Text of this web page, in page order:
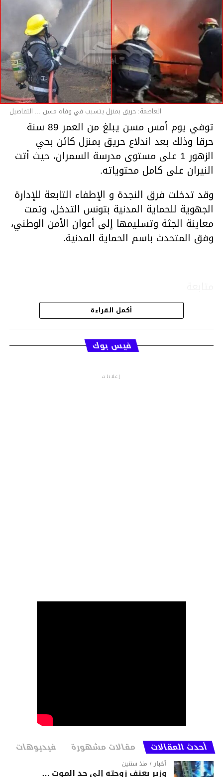
العاصمة: حريق بمنزل يتسبب في وفاة مسن ... التفاصيل
توفي يوم أمس مسن يبلغ من العمر 89 سنة
حرقا وذلك بعد اندلاع حريق بمنزل كائن بحي
الزهور 1 على مستوى مدرسة السمران، حيث أتت
النيران على كامل محتوياته.
وقد تدخلت فرق النجدة و الإطفاء التابعة للإدارة
الجهوية للحماية المدنية بتونس التدخل، وتمت
معاينة الجثة وتسليمها إلى أعوان الأمن الوطني،
وفق المتحدث باسم الحماية المدنية.
قسم الاخبار
أكمل القراءة
فيس بوك
إعلانات
أحدث المقالات مقالات مشهورة فيديوهات
أخبار منذ سنتين
وزير يعنف زوجته إلى حد الموت …